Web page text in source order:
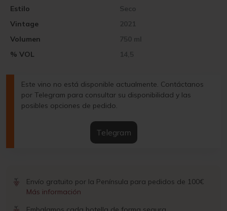
Vintage 2021
Volumen 750 ml
% VOL 14,5
Estilo
Seco
Este vino no está disponible actualmente. Contáctanos
por Telegram para consultar su disponibilidad y las
posibles opciones de pedido.
Telegram
Envío gratuito por la Península para pedidos de 100€
Más información